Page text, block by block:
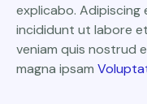
explicabo.
incididunt ut labore
veniam quis nostrud
magna ipsam